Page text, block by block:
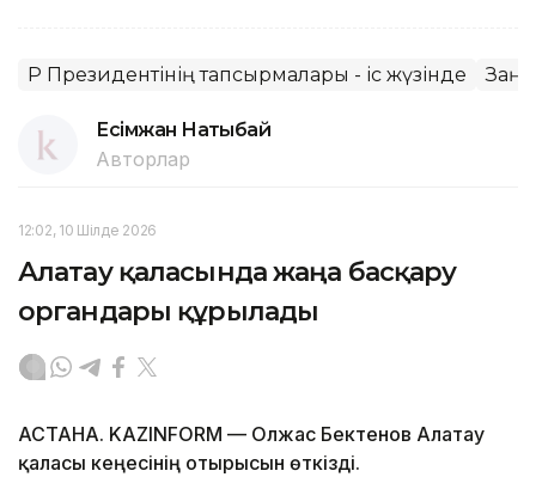
ҚР Президентінің тапсырмалары - іс жүзінде Заң
Есімжан Нақтыбай
Авторлар
12:02, 10 Шілде 2026
Алатау қаласында жаңа басқару
органдары құрылады
АСТАНА. KAZINFORM — Олжас Бектенов Алатау
қаласы кеңесінің отырысын өткізді.